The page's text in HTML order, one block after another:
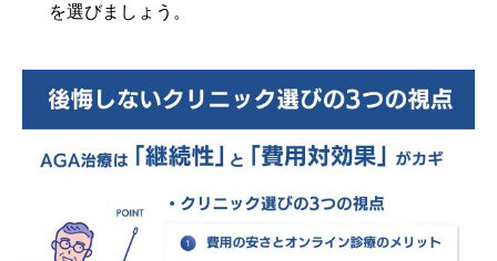
を選びましょう。